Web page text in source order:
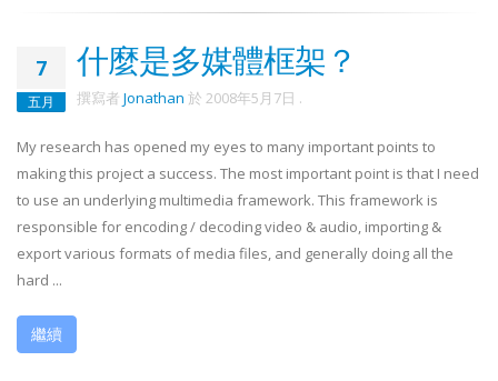
7
五月
什麼是多媒體框架？
撰寫者 Jonathan 於 2008年5月7日 .
My research has opened my eyes to many important points to
making this project a success. The most important point is that I need
to use an underlying multimedia framework. This framework is
responsible for encoding / decoding video & audio, importing &
export various formats of media files, and generally doing all the
hard ...
繼續